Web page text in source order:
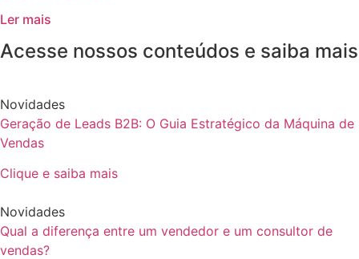
Ler mais
Acesse nossos conteúdos e saiba mais
Novidades
Geração de Leads B2B: O Guia Estratégico da Máquina de
Vendas
Clique e saiba mais
Novidades
Qual a diferença entre um vendedor e um consultor de
vendas?